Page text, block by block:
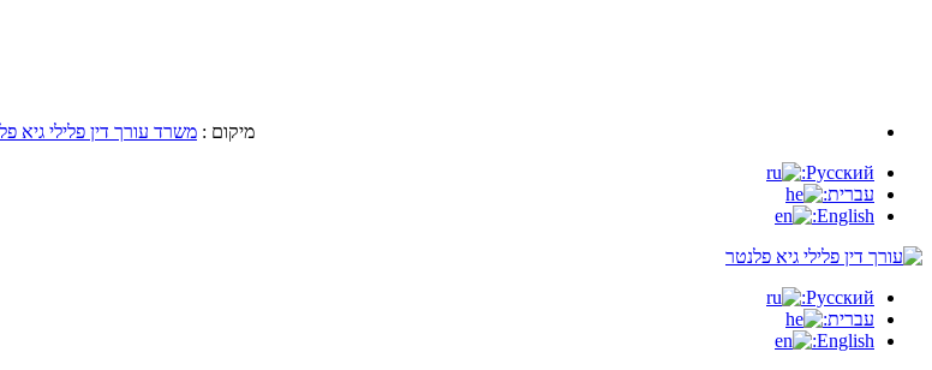
מיקום : משרד עורך דין פלילי גיא
Русский:
עברית:
English:
Русский:
עברית:
English: